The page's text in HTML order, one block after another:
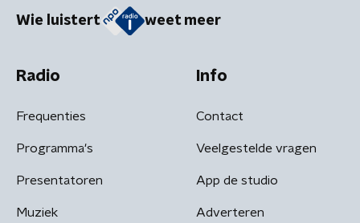
Wie luistert weet meer
Radio
Frequenties
Programma's
Presentatoren
Muziek
Info
Contact
Veelgestelde vragen
App de studio
Adverteren